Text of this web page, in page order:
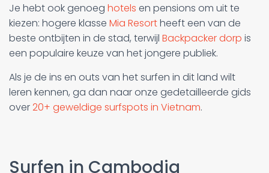
Je hebt ook genoeg hotels en pensions om uit te
kiezen: hogere klasse Mia Resortheeft een van de
beste ontbijten in de stad, terwijl Backpacker dorp is
een populaire keuze van het jongere publiek.
Als je de ins en outs van het surfen in dit land wilt
leren kennen, ga dan naar onze gedetailleerde gids
over20+ geweldige surfspots in Vietnam.
Surfen in Cambodja